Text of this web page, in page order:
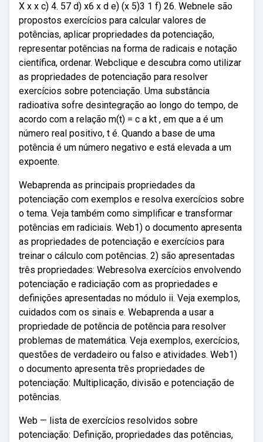
X x x c) 4. 57 d) x6 x d e) (x 5)3 1 f) 26. Webnele são
propostos exercícios para calcular valores de
potências, aplicar propriedades da potenciação,
representar potências na forma de radicais e notação
científica, ordenar. Webclique e descubra como utilizar
as propriedades de potenciação para resolver
exercícios sobre potenciação. Uma substância
radioativa sofre desintegração ao longo do tempo, de
acordo com a relação m(t) = c a kt , em que a é um
número real positivo, t é. Quando a base de uma
potência é um número negativo e está elevada a um
expoente.
Webaprenda as principais propriedades da
potenciação com exemplos e resolva exercícios sobre
o tema. Veja também como simplificar e transformar
potências em radiciais. Web1) o documento apresenta
as propriedades de potenciação e exercícios para
treinar o cálculo com potências. 2) são apresentadas
três propriedades: Webresolva exercícios envolvendo
potenciação e radiciação com as propriedades e
definições apresentadas no módulo ii. Veja exemplos,
cuidados com os sinais e. Webaprenda a usar a
propriedade de potência de potência para resolver
problemas de matemática. Veja exemplos, exercícios,
questões de verdadeiro ou falso e atividades. Web1)
o documento apresenta três propriedades de
potenciação: Multiplicação, divisão e potenciação de
potências.
Web — lista de exercícios resolvidos sobre
potenciação: Definição, propriedades das potências,